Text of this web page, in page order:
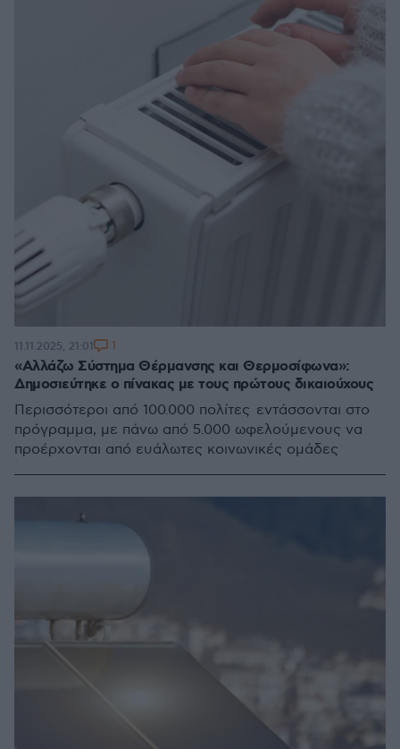
«Αλλάζω Σύστημα Θέρμανσης και Θερμοσίφωνα»:
Δημοσιεύτηκε ο πίνακας με τους πρώτους δικαιούχους
Περισσότεροι από 100.000 πολίτες εντάσσονται στο
πρόγραμμα, με πάνω από 5.000 ωφελούμενους να
προέρχονται από ευάλωτες κοινωνικές ομάδες
11.11.2025, 21:01 1